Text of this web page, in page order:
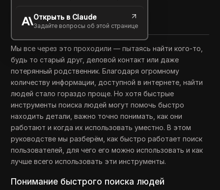
Открыть в Claude
Задайте вопросы об этой странице
Copy Link
Мы все через это проходили — пытаясь найти кого-то,
будь то старый друг, деловой контакт или даже
потерянный родственник. Благодаря огромному
количеству информации, доступной в интернете, найти
людей стало гораздо проще. Но хотя быстрые
инструменты поиска людей могут помочь быстро
находить детали, важно точно понимать, как они
работают и когда их использовать уместно. В этом
руководстве мы разберём, как быстро работает поиск
пользователей, для чего его можно использовать и как
лучше всего использовать эти инструменты.
Понимание быстрого поиска людей